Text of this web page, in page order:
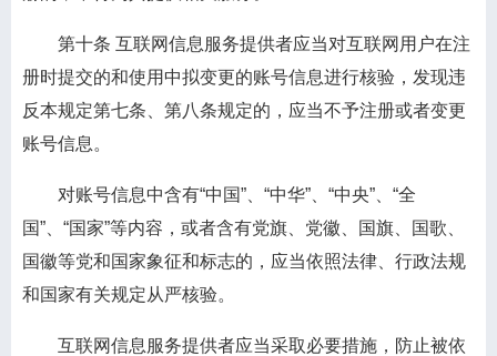
第十条 互联网信息服务提供者应当对互联网用户在注
册时提交的和使用中拟变更的账号信息进行核验，发现违
反本规定第七条、第八条规定的，应当不予注册或者变更
账号信息。
对账号信息中含有“中国”、“中华”、“中央”、“全
国”、“国家”等内容，或者含有党旗、党徽、国旗、国歌、
国徽等党和国家象征和标志的，应当依照法律、行政法规
和国家有关规定从严核验。
互联网信息服务提供者应当采取必要措施，防止被依